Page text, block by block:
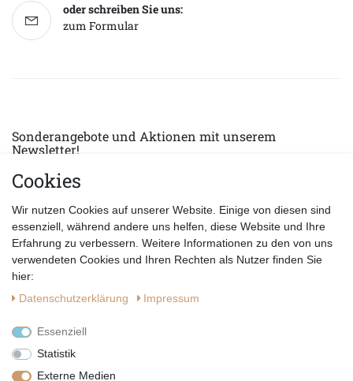
oder schreiben Sie uns:
zum Formular
Sonderangebote und Aktionen mit unserem
Newsletter!
E-MAIL *
Datenschutzerklärung
Cookies
Wir nutzen Cookies auf unserer Website. Einige von diesen sind
essenziell, während andere uns helfen, diese Website und Ihre
Erfahrung zu verbessern. Weitere Informationen zu den von uns
verwendeten Cookies und Ihren Rechten als Nutzer finden Sie
hier:
Daten­schutz­erklärung
Impressum
Essenziell
Statistik
Externe Medien